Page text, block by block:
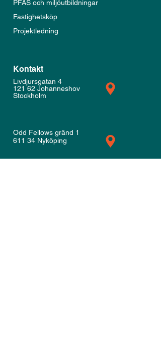
PFAS och miljöutbildningar
Fastighetsköp
Projektledning
Kontakt
Livdjursgatan 4
121 62 Johanneshov
Stockholm
Odd Fellows gränd 1
611 34 Nyköping